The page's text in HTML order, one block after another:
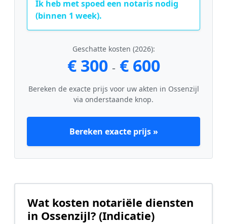
Ik heb met spoed een notaris nodig
(binnen 1 week).
Geschatte kosten (2026):
€ 300 - € 600
Bereken de exacte prijs voor uw akten in Ossenzijl
via onderstaande knop.
Bereken exacte prijs »
Wat kosten notariële diensten
in Ossenzijl? (Indicatie)